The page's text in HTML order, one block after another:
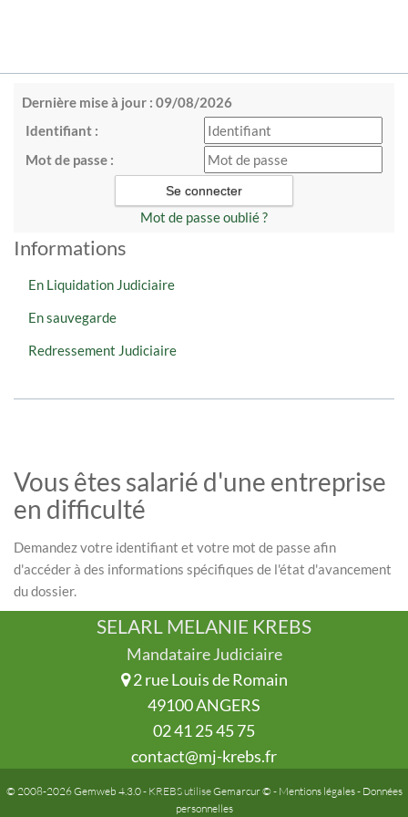
Dernière mise à jour : 09/08/2026
Identifiant :
Mot de passe :
Mot de passe oublié ?
Informations
En Liquidation Judiciaire
En sauvegarde
Redressement Judiciaire
Vous êtes salarié d'une entreprise
en difficulté
Demandez votre identifiant et votre mot de passe afin
d'accéder à des informations spécifiques de l'état d'avancement
du dossier.
SELARL MELANIE KREBS
Mandataire Judiciaire
2 rue Louis de Romain
49100 ANGERS
02 41 25 45 75
contact@mj-krebs.fr
© 2008-2026 Gemweb 4.3.0- KREBS utiliseGemarcur © - Mentions légales- Données
personnelles